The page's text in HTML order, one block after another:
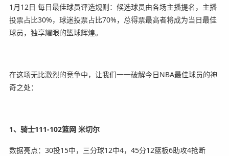
1月12日 每日最佳球员评选规则：候选球员由各场主播提名，主播
投票占比30%，球迷投票占比70%，总得票最高者将成为当日最佳
球员，独享耀眼的篮球辉煌。
在这场无比激烈的竞争中，让我们一一破解今日NBA最佳球员的神
奇之处：
1、骑士111-102篮网 米切尔
数据亮点：30投15中，三分球12中4，45分12篮板6助攻4抢断